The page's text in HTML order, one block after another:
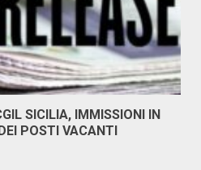
SICILIA, IMMISSIONI IN
POSTI VACANTI